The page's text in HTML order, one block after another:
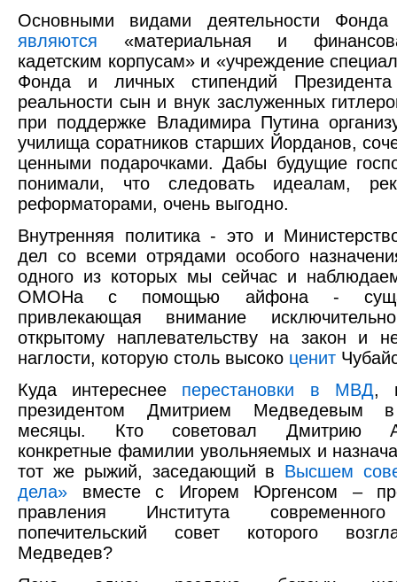
Основными видами деятельности Фонда
являются «материальная и
кадетским корпусам» и «учреждение
Фонда и личных стипендий
реальности сын и внук заслуженных
при поддержке Владимира Путина
училища соратников старших Йорданов,
ценными подарочками. Дабы будущие
понимали, что следовать идеалам,
реформаторами, очень выгодно.
Внутренняя политика - это и
дел со всеми отрядами особого
одного из которых мы сейчас и
ОМОНа с помощью айфона -
привлекающая внимание
открытому наплевательству на закон и
наглости, которую столь высоко ценит
Куда интереснее перестановки в МВД,
президентом Дмитрием Медведевым
месяцы. Кто советовал Дмитрию
конкретные фамилии увольняемых и
тот же рыжий, заседающий в Высшем
дела» вместе с Игорем Юргенсом –
правления Института
попечительский совет которого
Медведев?